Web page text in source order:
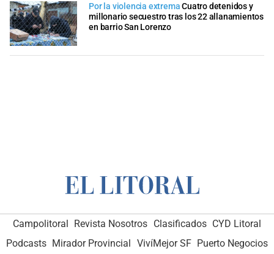
Por la violencia extremaCuatro detenidos y
millonario secuestro tras los 22 allanamientos
en barrio San Lorenzo
Campolitoral Revista Nosotros Clasificados CYD Litoral
Podcasts Mirador Provincial VivíMejor SF Puerto Negocios